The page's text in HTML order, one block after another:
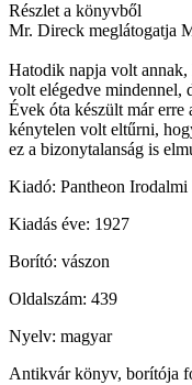
Részlet a könyvből
Mr. Direck meglátogatja
Hatodik napja volt
volt elégedve mindennel,
Évek óta készült már erre
kénytelen volt eltűrni,
ez a bizonytalanság is
Kiadó: Pantheon Irodalmi
Kiadás éve: 1927
Borító: vászon
Oldalszám: 439
Nyelv: magyar
Antikvár könyv, borítója